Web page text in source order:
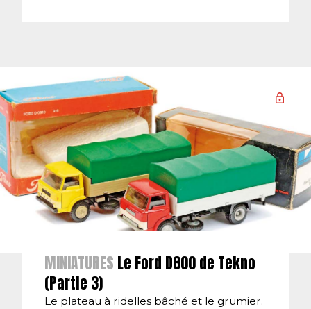
MINIATURES Le Ford D800 de Tekno
(Partie 3)
Le plateau à ridelles bâché et le grumier.